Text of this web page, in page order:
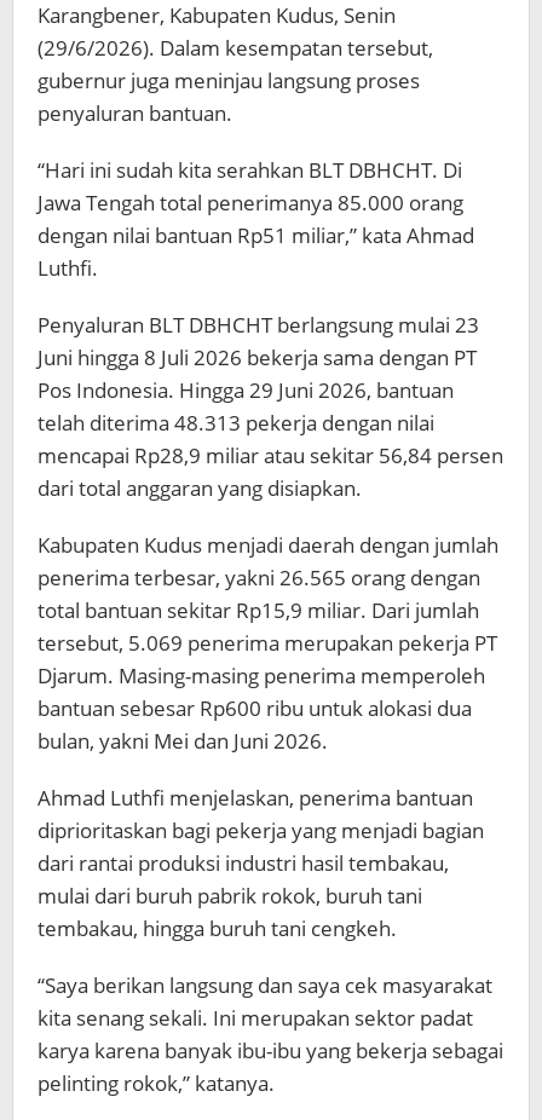
Karangbener, Kabupaten Kudus, Senin
(29/6/2026). Dalam kesempatan tersebut,
gubernur juga meninjau langsung proses
penyaluran bantuan.
“Hari ini sudah kita serahkan BLT DBHCHT. Di
Jawa Tengah total penerimanya 85.000 orang
dengan nilai bantuan Rp51 miliar,” kata Ahmad
Luthfi.
Penyaluran BLT DBHCHT berlangsung mulai 23
Juni hingga 8 Juli 2026 bekerja sama dengan PT
Pos Indonesia. Hingga 29 Juni 2026, bantuan
telah diterima 48.313 pekerja dengan nilai
mencapai Rp28,9 miliar atau sekitar 56,84 persen
dari total anggaran yang disiapkan.
Kabupaten Kudus menjadi daerah dengan jumlah
penerima terbesar, yakni 26.565 orang dengan
total bantuan sekitar Rp15,9 miliar. Dari jumlah
tersebut, 5.069 penerima merupakan pekerja PT
Djarum. Masing-masing penerima memperoleh
bantuan sebesar Rp600 ribu untuk alokasi dua
bulan, yakni Mei dan Juni 2026.
Ahmad Luthfi menjelaskan, penerima bantuan
diprioritaskan bagi pekerja yang menjadi bagian
dari rantai produksi industri hasil tembakau,
mulai dari buruh pabrik rokok, buruh tani
tembakau, hingga buruh tani cengkeh.
“Saya berikan langsung dan saya cek masyarakat
kita senang sekali. Ini merupakan sektor padat
karya karena banyak ibu-ibu yang bekerja sebagai
pelinting rokok,” katanya.